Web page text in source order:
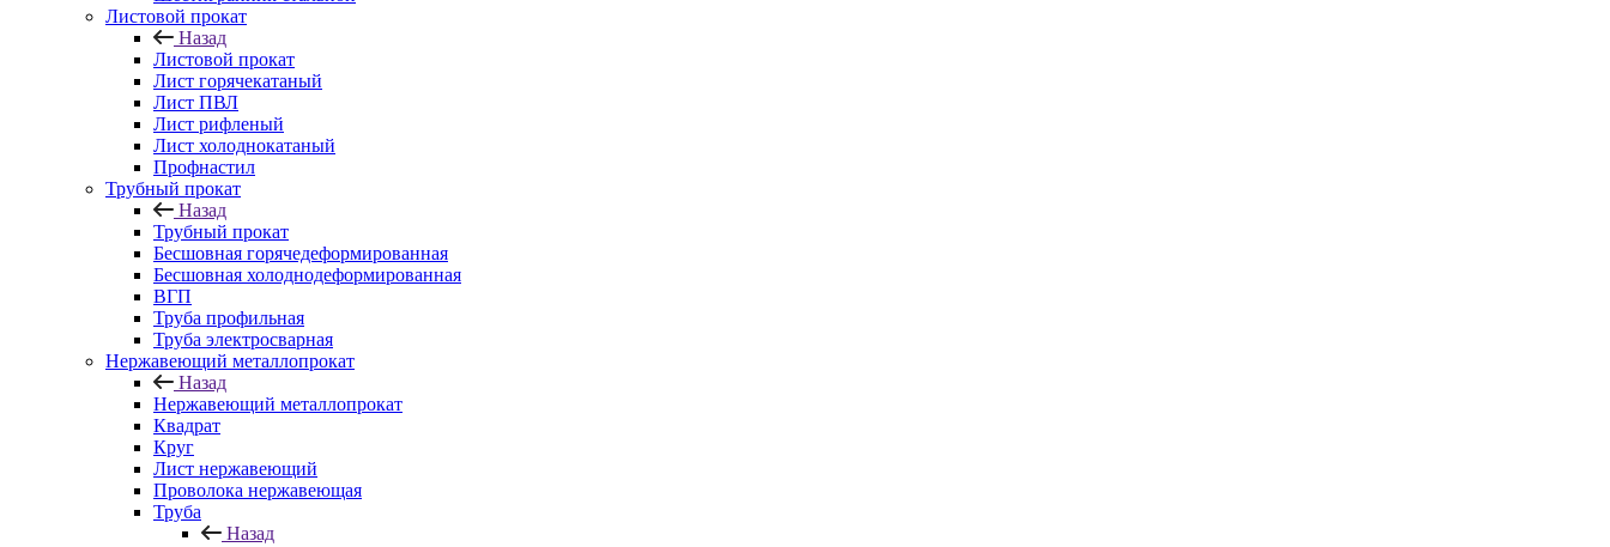
Листовой прокат
Назад
Листовой прокат
Лист горячекатаный
Лист ПВЛ
Лист рифленый
Лист холоднокатаный
Профнастил
Трубный прокат
Назад
Трубный прокат
Бесшовная горячедеформированная
Бесшовная холоднодеформированная
ВГП
Труба профильная
Труба электросварная
Нержавеющий металлопрокат
Назад
Нержавеющий металлопрокат
Квадрат
Круг
Лист нержавеющий
Проволока нержавеющая
Труба
Назад